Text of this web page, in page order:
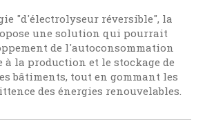
"d'électrolyseur réversible", la
une solution qui pourrait
de l'autoconsommation
la production et le stockage de
bâtiments, tout en gommant les
des énergies renouvelables.